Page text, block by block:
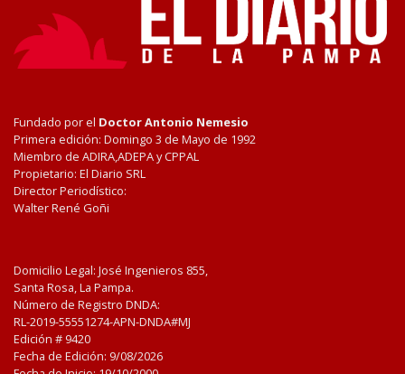
Fundado por el Doctor Antonio Nemesio
Primera edición: Domingo 3 de Mayo de 1992
Miembro de ADIRA,ADEPA y CPPAL
Propietario: El Diario SRL
Director Periodístico:
Walter René Goñi
Domicilio Legal: José Ingenieros 855,
Santa Rosa, La Pampa.
Número de Registro DNDA:
RL-2019-55551274-APN-DNDA#MJ
Edición # 9420
Fecha de Edición: 9/08/2026